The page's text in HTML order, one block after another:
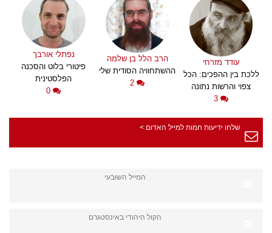
עודד מזרחי
ללכת בין ההפכים: הכל
צפוי והרשות נתונה
3
הרב הלל בן שלמה
ההשתחוויה הסודית שלי
2
נפתלי אורבך
פיטורי בלוט והסכנה
הפלסטינית
0
שלחו ידיעות חמות למייל האדום >
המייל השובעי
הקול היהודי באינסטגרם